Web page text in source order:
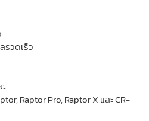
รวดเร็ว
Raptor Pro, Raptor X และ CR-